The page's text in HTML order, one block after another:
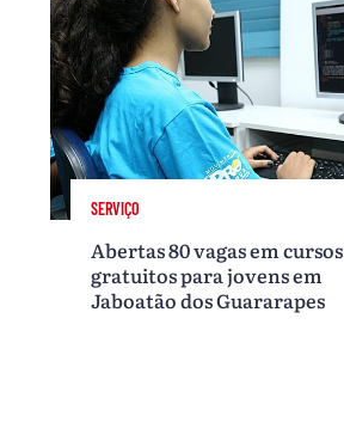
SERVIÇO
Abertas 80 vagas em cursos
gratuitos para jovens em
Jaboatão dos Guararapes